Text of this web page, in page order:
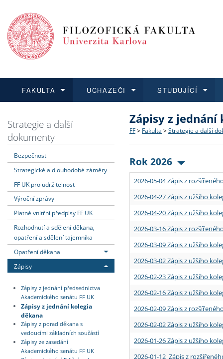
FAKULTA
Dozvědět se více
Struktura a historie
Strategie a další
Podpora a benefity pro
Absolventi fakulty
UCHAZEČI
Podat přihlášku
Co studovat a jak se
Učitelské studijní
Informace k průběhu
STUDUJÍCÍ
Dozvědět se více
Bakalářské a magisterské
Doktorské studium
Rigorózní řízení
Dozvědět se více
O vědě a výzkumu na FF
Akademické kvalifikace
Granty a projekty
Dozvědět se více
Aktuální nabídky a
Vyjíždějící studenti
Přijíždějící studenti
Vyjíždějící zaměstnanci
Strategie a další
dokumenty
Bezpečnost
Strategické a dlouhodobé záměry
FF UK pro udržitelnost
Výroční zprávy
Platné vnitřní předpisy FF UK
Rozhodnutí a sdělení děkana,
opatření a sdělení tajemníka
Opatření děkana
Zápisy
Zápisy z jednání předsednictva
Akademického senátu FF UK
Zápisy z jednání kolegia
děkana
Zápisy z porad děkana s
vedoucími základních součástí
Zápisy ze zasedání
Akademického senátu FF UK
Zápisy z jednání
FF > Fakulta > Strategie a další
Rok 2026
2026-05-04 Zápis z
2026-04-27 Zápis z užšího
2026-04-20 Zápis z užšího
2026-03-16 Zápis z
2026-03-09 Zápis z užšího
2026-03-02 Zápis z užšího
2026-02-23 Zápis z užšího
2026-02-16 Zápis z užšího
2026-02-09 Zápis z
2026-02-02 Zápis z užšího
2026-01-26 Zápis z užšího
2026-01-12 Zápis z